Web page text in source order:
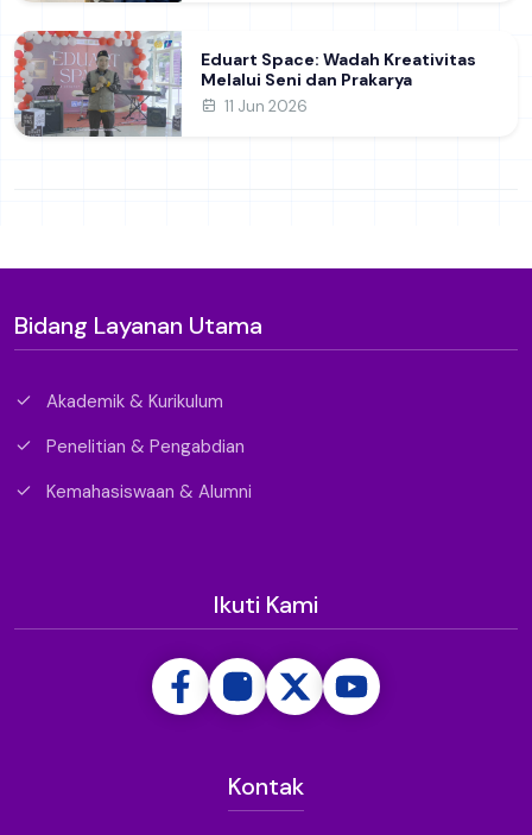
Eduart Space: Wadah Kreativitas
Melalui Seni dan Prakarya
11 Jun 2026
Bidang Layanan Utama
Akademik & Kurikulum
Penelitian & Pengabdian
Kemahasiswaan & Alumni
Ikuti Kami
Kontak